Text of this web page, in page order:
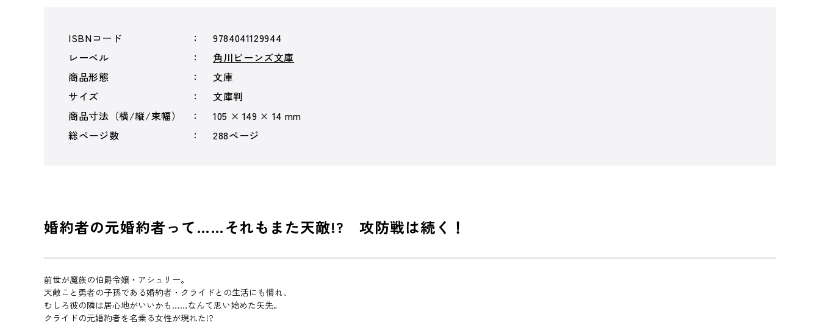
ISBNコード
9784041129944
レーベル
角川ビーンズ文庫
商品形態
文庫
サイズ
文庫判
商品寸法（横/縦/束幅）
105 × 149 × 14 mm
総ページ数
288ページ
婚約者の元婚約者って……それもまた天敵!? 攻防戦は続く！
前世が魔族の伯爵令嬢・アシュリー。
天敵こと勇者の子孫である婚約者・クライドとの生活にも慣れ、
むしろ彼の隣は居心地がいいかも……なんて思い始めた矢先。
クライドの元婚約者を名乗る女性が現れた!?